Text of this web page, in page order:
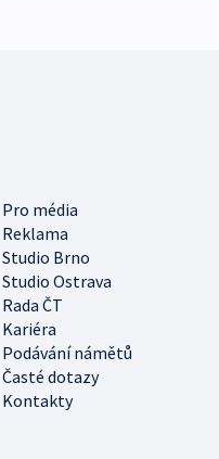
Pro média
Reklama
Studio Brno
Studio Ostrava
Rada ČT
Kariéra
Podávání námětů
Časté dotazy
Kontakty